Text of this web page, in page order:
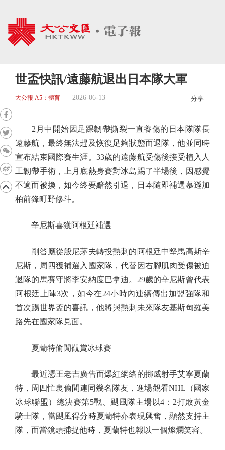
世盃快訊/遠藤航退出日本隊大軍
大公報 A5：體育 2026-06-13 分享
2月中開始因足踝韌帶撕裂一直養傷的日本隊隊長
遠藤航，最終無法趕及恢復足夠狀態而退隊，他並同時
宣布結束國際賽生涯。33歲的遠藤航受傷後接受植入人
工韌帶手術，上月底熱身賽對冰島踢了半場後，因感覺
不適而被換，如今終要黯然引退，日本隨即補選慕遜加
柏前鋒町野修斗。
辛尼斯喜獲阿根廷補選
剛答應從般尼茅夫轉投熱刺的阿根廷中堅馬高斯辛
尼斯，周四獲補選入國家隊，代替因右腳肌肉受傷被迫
退隊的馬賽守將李安納度巴拿迪。29歲的辛尼斯曾代表
阿根廷上陣3次，如今在24小時內連續傳出加盟強隊和
首次踢世界盃的喜訊，他將與熱刺未來隊友基斯甸羅美
路先在國家隊見面。
夏蘭特偷閒觀賞冰球賽
最近憑王老吉廣告而爆紅網絡的挪威射手艾寧夏蘭
特，周四忙裏偷閒連同幾名隊友，進場觀看NHL（國家
冰球聯盟）總決賽第5戰、颶風隊主場以4：2打敗黃金
騎士隊，當颶風得分時夏蘭特亦表現興奮，顯然支持主
隊，而當鏡頭捕捉他時，夏蘭特也報以一個燦爛笑容。